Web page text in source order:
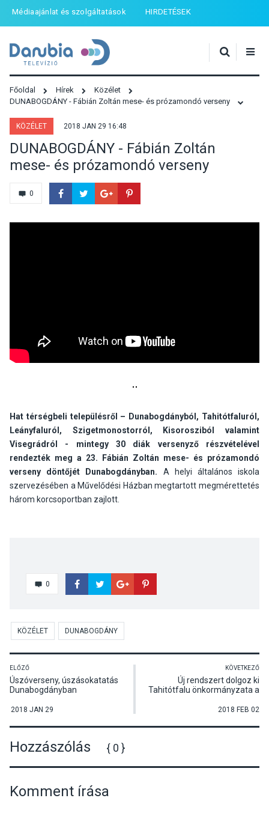
Médiaajánlat és szolgáltatások HIRDETÉSEK
Főoldal Hírek
Közélet
DUNABOGDÁNY - Fábián Zoltán mese- és prózamondó verseny
KÖZÉLET 2018 JAN 29 16:48
DUNABOGDÁNY - Fábián Zoltán
mese- és prózamondó verseny
0
Hat térségbeli településről – Dunabogdányból, Tahitótfaluról,
Leányfaluról, Szigetmonostorról, Kisorosziból valamint
Visegrádról - mintegy 30 diák versenyző részvételével
rendezték meg a 23. Fábián Zoltán mese- és prózamondó
verseny döntőjét Dunabogdányban. A helyi általános iskola
szervezésében a Művelődési Házban megtartott megmérettetés
három korcsoportban zajlott.
0
KÖZÉLET DUNABOGDÁNY
ELŐZŐ
Úszóverseny, úszásokatatás
Dunabogdányban
2018 JAN 29
KÖVETKEZŐ
Új rendszert dolgoz ki
Tahitótfalu önkormányzata a
2018 FEB 02
Hozzászólás { 0 }
Komment írása